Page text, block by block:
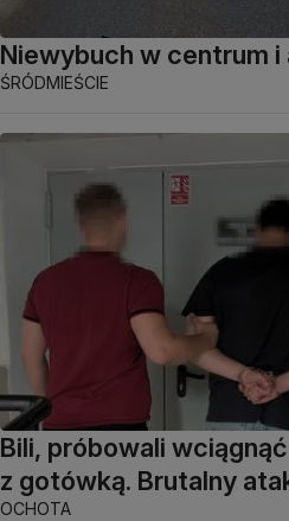
Niewybuch w centrum
ŚRÓDMIEŚCIE
Bili, próbowali
z gotówką. Brutalny
OCHOTA